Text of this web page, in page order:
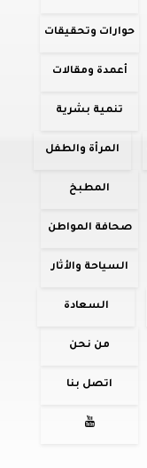
حوارات وتحقيقات
أعمدة ومقالات
تنمية بشرية
المرأة والطفل
المطبخ
صحافة المواطن
السياحة والأثار
السعادة
من نحن
اتصل بنا
